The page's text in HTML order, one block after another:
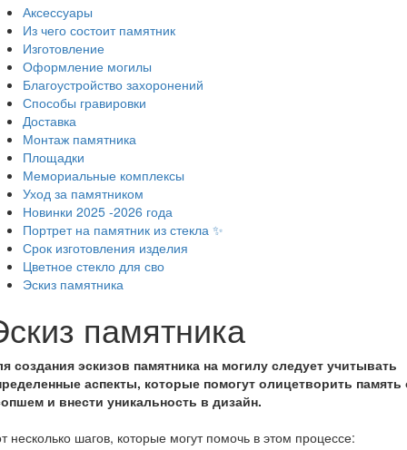
Аксессуары
Из чего состоит памятник
Изготовление
Оформление могилы
Благоустройство захоронений
Способы гравировки
Доставка
Монтаж памятника
Площадки
Мемориальные комплексы
Уход за памятником
Новинки 2025 -2026 года
Портрет на памятник из стекла ✨
Срок изготовления изделия
Цветное стекло для сво
Эскиз памятника
памятника
создания эскизов памятника на могилу следует учитывать
аспекты, которые помогут олицетворить память
и внести уникальность в дизайн.
несколько шагов, которые могут помочь в этом процессе: